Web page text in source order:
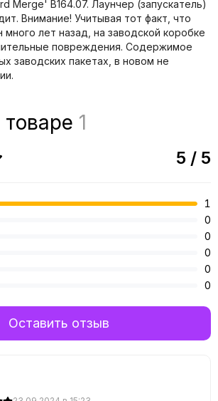
Merge' B164.07. Лаунчер (запускатель)
Внимание! Учитывая тот факт, что
много лет назад, на заводской коробке
повреждения. Содержимое
заводских пакетах, в новом не
1
5 / 5
1
0
0
0
0
0
Оставить отзыв